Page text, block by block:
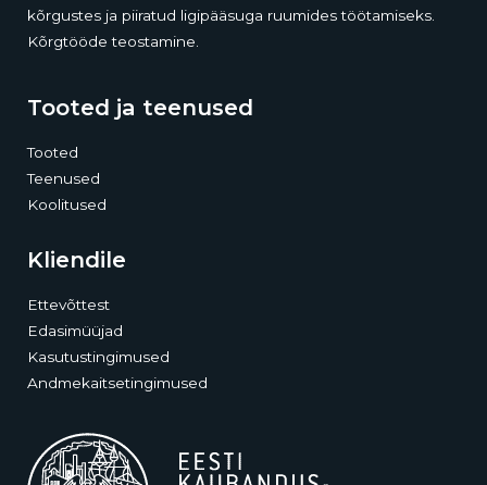
kõrgustes ja piiratud ligipääsuga ruumides töötamiseks.
Kõrgtööde teostamine.
Tooted ja teenused
Tooted
Teenused
Koolitused
Kliendile
Ettevõttest
Edasimüüjad
Kasutustingimused
Andmekaitsetingimused